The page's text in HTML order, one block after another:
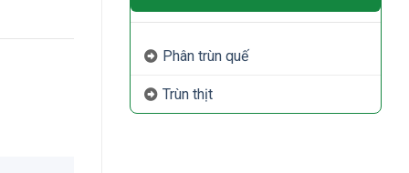
Phân trùn quế
Trùn thịt